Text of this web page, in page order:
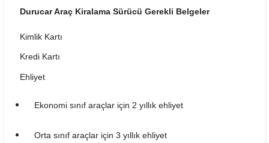
Autoland Araç Kiralama Koşulları
Aytaşlar Araç Kiralama Koşulları
Durucar Araç Kiralama Sürücü Gerekli Belgeler
Kimlik Kartı
Kredi Kartı
Ehliyet
Ekonomi sınıf araçlar için 2 yıllık ehliyet
Orta sınıf araçlar için 3 yıllık ehliyet